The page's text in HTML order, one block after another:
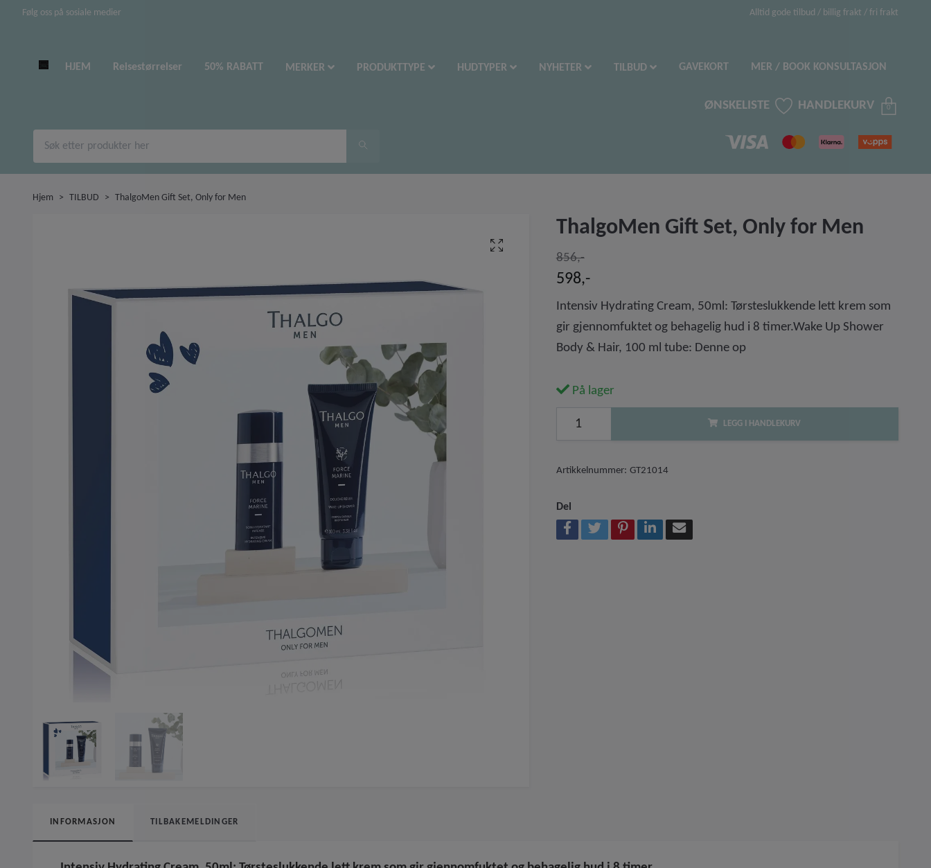
Følg oss på sosiale medier Alltid gode tilbud / billig frakt / fri frakt
HJEM Reisestørrelser 50% RABATT MERKER PRODUKTTYPE HUDTYPER NYHETER TILBUD GAVEKORT MER / BOOK KONSULTASJON
ØNSKELISTE HANDLEKURV 0
Hjem TILBUD ThalgoMen Gift Set, Only for Men
ThalgoMen Gift Set, Only for Men
856,-
598,-
Intensiv Hydrating Cream, 50ml: Tørsteslukkende lett krem som
gir gjennomfuktet og behagelig hud i 8 timer.Wake Up Shower
Body & Hair, 100 ml tube: Denne op
På lager
LEGG I HANDLEKURV
Artikkelnummer: GT21014
Del
INFORMASJON TILBAKEMELDINGER